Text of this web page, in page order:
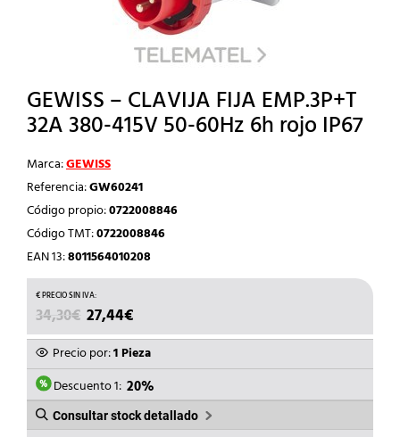
GEWISS – CLAVIJA FIJA EMP.3P+T
32A 380-415V 50-60Hz 6h rojo IP67
Marca:GEWISS
Referencia:GW60241
Código propio:0722008846
Código TMT:0722008846
EAN 13:8011564010208
34,30€ EL
PRECIO
ORIGINAL
ERA:
34,30€.
27,44€
PRECIO
ACTUAL
ES:
27,44€.
Precio por:1 Pieza
Descuento 1: 20%
Consultar stock detallado